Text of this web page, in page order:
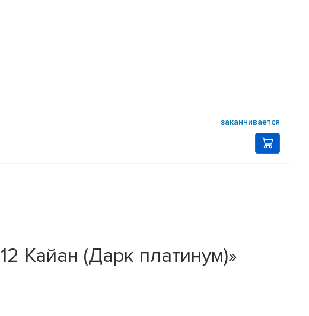
заканчивается
Кайан (Дарк платинум)»